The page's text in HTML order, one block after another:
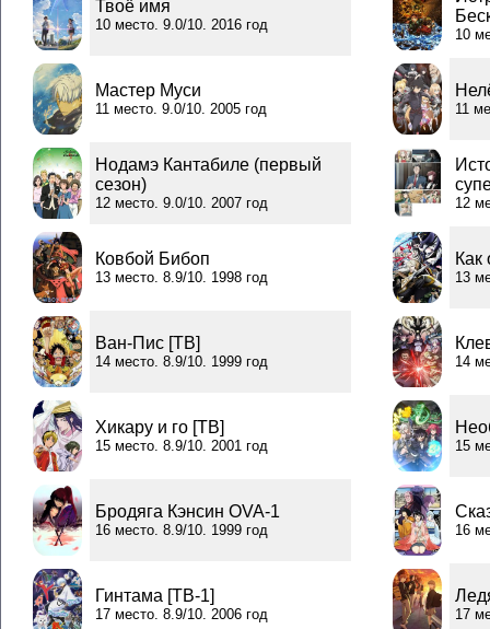
Твоё имя
10 место. 9.0/10. 2016 год
Мастер Муси
11 место. 9.0/10. 2005 год
Нодамэ Кантабиле (первый
сезон)
12 место. 9.0/10. 2007 год
Ковбой Бибоп
13 место. 8.9/10. 1998 год
Ван-Пис [ТВ]
14 место. 8.9/10. 1999 год
Хикару и го [ТВ]
15 место. 8.9/10. 2001 год
Бродяга Кэнсин OVA-1
16 место. 8.9/10. 1999 год
Гинтама [ТВ-1]
17 место. 8.9/10. 2006 год
10
11
12
Как
13
14
15
16
17